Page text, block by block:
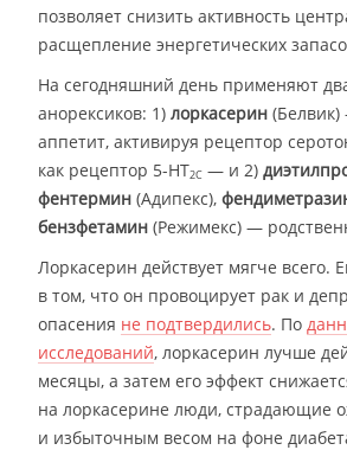
позволяет снизить активность
расщепление энергетических
На сегодняшний день применяют
анорексиков: 1) лоркасерин
аппетит, активируя рецептор
как рецептор 5-НТ2С — и 2)
фентермин (Адипекс),
бензфетамин (Режимекс) —
Лоркасерин действует мягче всего.
в том, что он провоцирует рак и
опасения не подтвердились. По
исследований, лоркасерин лучше
месяцы, а затем его эффект
на лоркасерине люди, страдающие
и избыточным весом на фоне